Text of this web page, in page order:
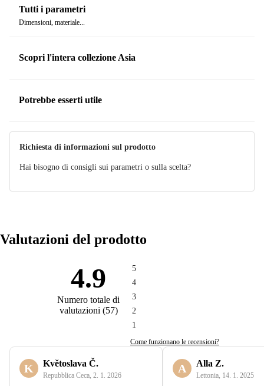
Tutti i parametri
Dimensioni, materiale...
Scopri l'intera collezione Asia
Potrebbe esserti utile
Richiesta di informazioni sul prodotto
Hai bisogno di consigli sui parametri o sulla scelta?
Valutazioni del prodotto
4.9
Numero totale di
valutazioni (57)
5
4
3
2
1
Come funzionano le recensioni?
K Květoslava Č.
Repubblica Ceca 2. 1. 2026
A Alla Z.
Lettonia 14. 1. 2025